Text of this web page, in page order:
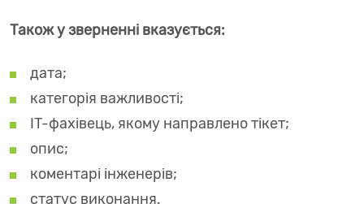
Також у зверненні вказується:
дата;
категорія важливості;
IT-фахівець, якому направлено тікет;
опис;
коментарі інженерів;
статус виконання.